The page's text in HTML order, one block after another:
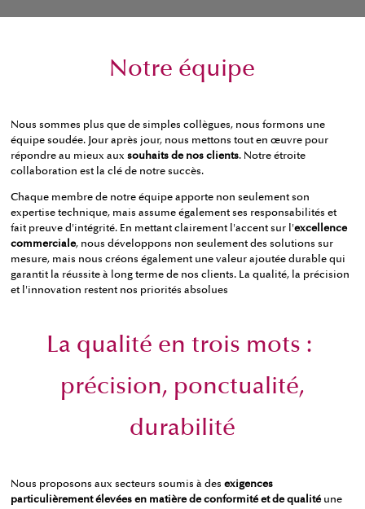
Notre équipe
Nous sommes plus que de simples collègues, nous formons une
équipe soudée. Jour après jour, nous mettons tout en œuvre pour
répondre au mieux auxsouhaits de nos clients. Notre étroite
collaboration est la clé de notre succès.
Chaque membre de notre équipe apporte non seulement son
expertise technique, mais assume également ses responsabilités et
fait preuve d'intégrité. En mettant clairement l'accent sur l'excellence
commerciale, nous développons non seulement des solutions sur
mesure, mais nous créons également une valeur ajoutée durable qui
garantit la réussite à long terme de nos clients. La qualité, la précision
et l'innovation restent nos priorités absolues
La qualité en trois mots :
précision, ponctualité,
durabilité
Nous proposons aux secteurs soumis à desexigences
particulièrement élevées en matière de conformité et de qualitéune